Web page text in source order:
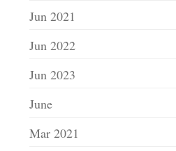
Jun 2021
Jun 2022
Jun 2023
June
Mar 2021